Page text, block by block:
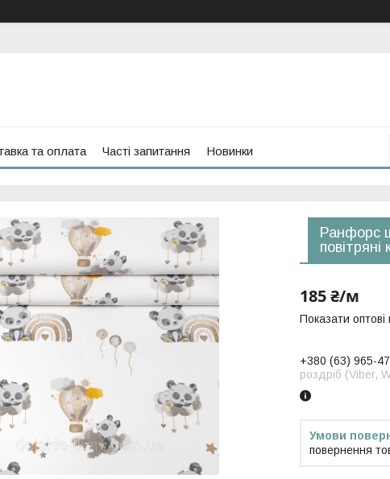
та оплата Часті запитання Новинки
Ранфорс
185 ₴/м
Показати оптові
+380 (63) 965-
роздріб (Viber,
повернення